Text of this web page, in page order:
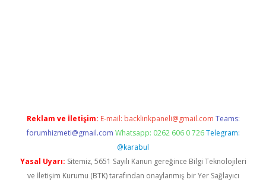
Reklam ve İletişim: E-mail: backlinkpaneli@gmail.com Teams:
forumhizmeti@gmail.com Whatsapp: 0262 606 0 726 Telegram:
@karabul
Yasal Uyarı: Sitemiz, 5651 Sayılı Kanun gereğince Bilgi Teknolojileri
ve İletişim Kurumu (BTK) tarafından onaylanmış bir Yer Sağlayıcı